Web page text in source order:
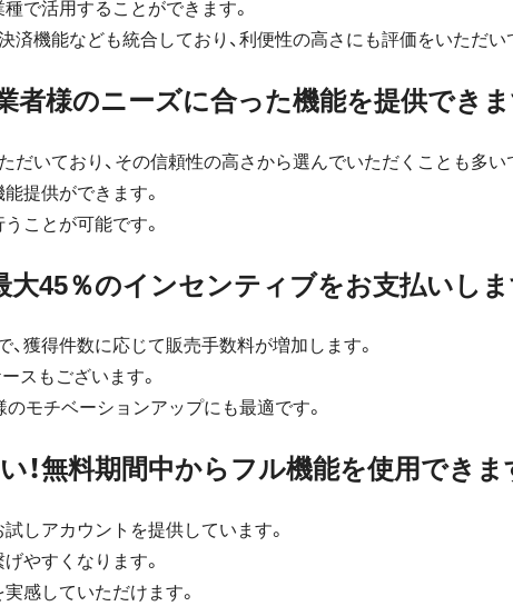
で活用することができます。
済機能なども統合しており、利便性の高さにも評価をいただい
者様のニーズに合った機能を提供できま
いており、その信頼性の高さから選んでいただくことも多い
提供ができます。
ことが可能です。
45％のインセンティブをお支払いしま
獲得件数に応じて販売手数料が増加します。
スもございます。
モチベーションアップにも最適です。
無料期間中からフル機能を使用できま
しアカウントを提供しています。
やすくなります。
感していただけます。